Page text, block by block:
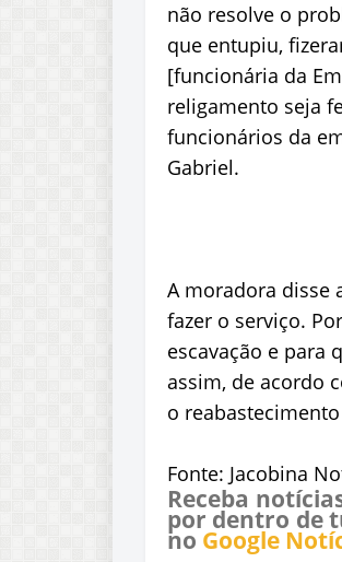
não resolve o
que entupiu,
[funcionária da
religamento seja
funcionários da
Gabriel.
A moradora disse
fazer o serviço.
escavação e para
assim, de acordo
o
Fonte: Jacobina
Receba
por dentro de
no Google